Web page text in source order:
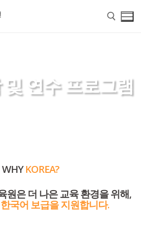
및 연수 프로그램
WHYKOREA?
원은 더 나은 교육 환경을 위해,
국어 보급을 지원합니다.